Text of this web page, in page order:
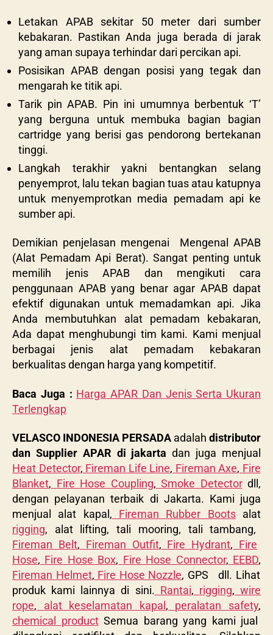
Letakan APAB sekitar 50 meter dari sumber
kebakaran. Pastikan Anda juga berada di jarak
yang aman supaya terhindar dari percikan api.
Posisikan APAB dengan posisi yang tegak dan
mengarah ke titik api.
Tarik pin APAB. Pin ini umumnya berbentuk ‘T’
yang berguna untuk membuka bagian bagian
cartridge yang berisi gas pendorong bertekanan
tinggi.
Langkah terakhir yakni bentangkan selang
penyemprot, lalu tekan bagian tuas atau katupnya
untuk menyemprotkan media pemadam api ke
sumber api.
Demikian penjelasan mengenai Mengenal APAB
(Alat Pemadam Api Berat). Sangat penting untuk
memilih jenis APAB dan mengikuti cara
penggunaan APAB yang benar agar APAB dapat
efektif digunakan untuk memadamkan api. Jika
Anda membutuhkan alat pemadam kebakaran,
Ada dapat menghubungi tim kami. Kami menjual
berbagai jenis alat pemadam kebakaran
berkualitas dengan harga yang kompetitif.
Baca Juga : Harga APAR Dan Jenis Serta Ukuran
Terlengkap
VELASCO INDONESIA PERSADA adalah distributor
dan Supplier APAR di jakarta dan juga menjual
Heat Detector, Fireman Life Line, Fireman Axe, Fire
Blanket, Fire Hose Coupling, Smoke Detectordll,
dengan pelayanan terbaik di Jakarta. Kami juga
menjual alat kapal,
Fireman Rubber Bootsalat
rigging, alat lifting, tali mooring, tali tambang,
Fireman Belt, Fireman Outfit, Fire Hydrant, Fire
Hose, Fire Hose Box, Fire Hose Connector, EEBD,
Fireman Helmet, Fire Hose Nozzle, GPS dll. Lihat
produk kami lainnya di sini. Rantai, rigging, wire
rope, alat keselamatan kapal , peralatan safety,
chemical productSemua barang yang kami jual